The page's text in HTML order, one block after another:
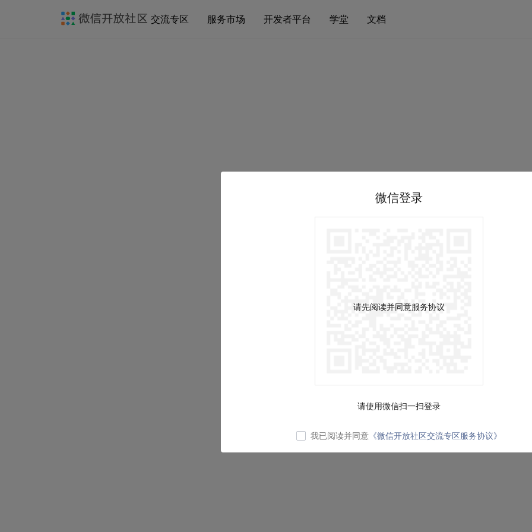
交流专区 服务市场 开发者平台 学堂 文档
微信登录
请先阅读并同意服务协议
请使用微信扫一扫登录
我已阅读并同意 《微信开放社区交流专区服务协议》